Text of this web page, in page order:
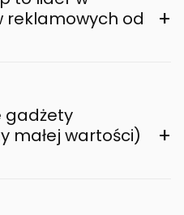
reklamowych od
+
gadżety
małej wartości)
+